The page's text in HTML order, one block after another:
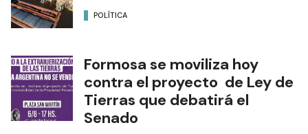
POLÍTICA
Formosa se moviliza hoy
contra el proyecto de Ley de
Tierras que debatirá el
Senado